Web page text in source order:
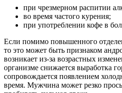
при чрезмерном распитии
во время частого курения;
при употреблении кофе в
Если помимо повышенного
то это может быть признаком
возникает из-за возрастных
организме снижается выработка
сопровождается появлением
время. Мужчина может резко